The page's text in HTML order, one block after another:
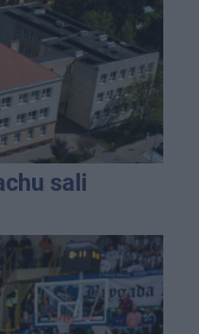
sali